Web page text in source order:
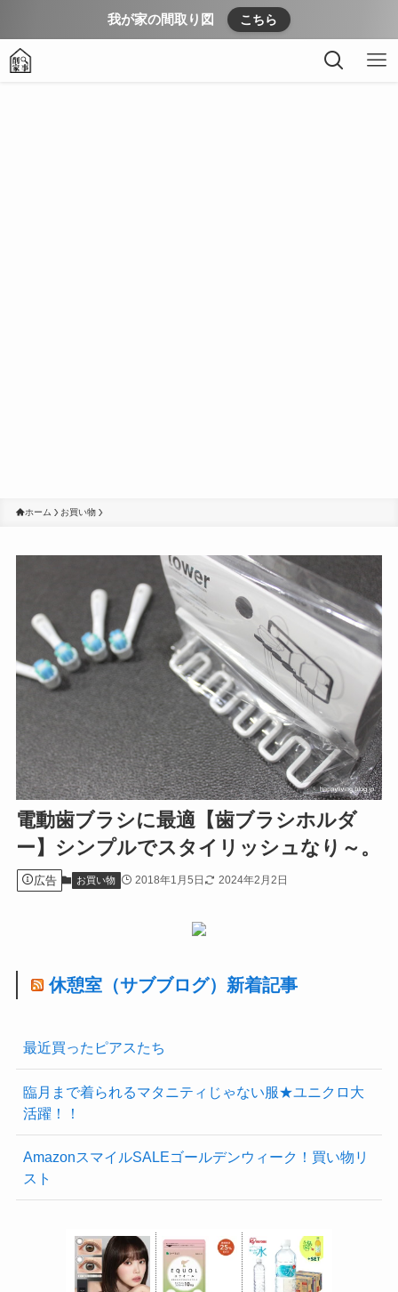
我が家の間取り図 こちら
ホーム お買い物
電動歯ブラシに最適【歯ブラシホルダ
ー】シンプルでスタイリッシュなり～。
広告 お買い物 2018年1月5日 2024年2月2日
休憩室（サブブログ）新着記事
最近買ったピアスたち
臨月まで着られるマタニティじゃない服★ユニクロ大
活躍！！
AmazonスマイルSALEゴールデンウィーク！買い物リ
スト